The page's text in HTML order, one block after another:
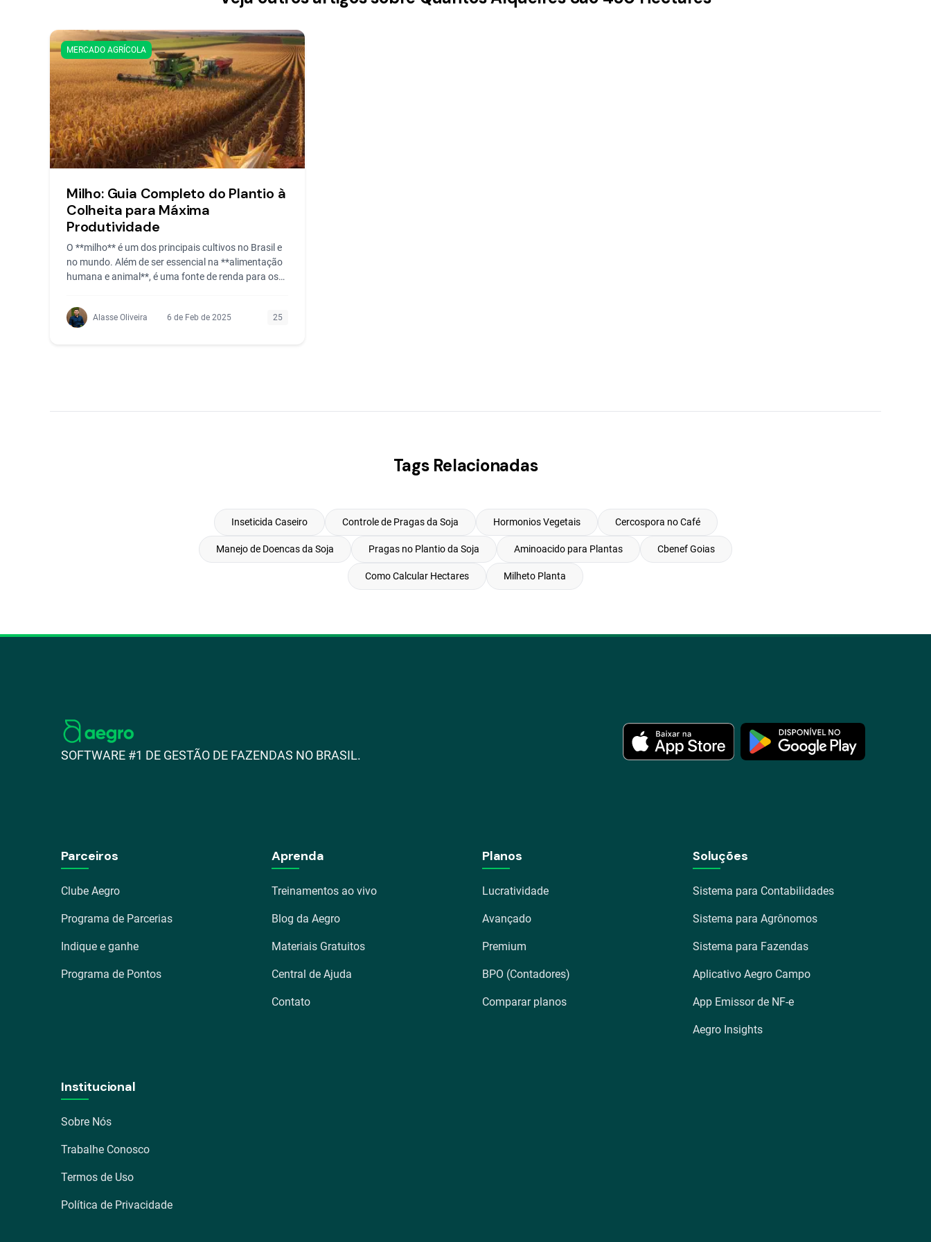
MERCADO AGRÍCOLA
Milho: Guia Completo do Plantio à
Colheita para Máxima
Produtividade
O **milho** é um dos principais cultivos no Brasil e
no mundo. Além de ser essencial na **alimentação
humana e animal**, é uma fonte de renda para os
Alasse Oliveira 6 de Feb de 2025 25
Tags Relacionadas
Inseticida Caseiro Controle de Pragas da Soja Hormonios Vegetais Cercospora no Café
Manejo de Doencas da Soja Pragas no Plantio da Soja Aminoacido para Plantas Cbenef Goias
Como Calcular Hectares Milheto Planta
SOFTWARE #1 DE GESTÃO DE FAZENDAS NO BRASIL.
Parceiros
Clube Aegro
Programa de Parcerias
Indique e ganhe
Programa de Pontos
Aprenda
Treinamentos ao vivo
Blog da Aegro
Materiais Gratuitos
Central de Ajuda
Contato
Planos
Lucratividade
Avançado
Premium
BPO (Contadores)
Comparar planos
Soluções
Sistema para Contabilidades
Sistema para Agrônomos
Sistema para Fazendas
Aplicativo Aegro Campo
App Emissor de NF-e
Aegro Insights
Institucional
Sobre Nós
Trabalhe Conosco
Termos de Uso
Política de Privacidade